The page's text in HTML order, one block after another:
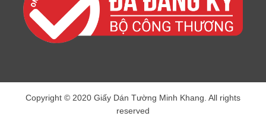
Copyright © 2020 Giấy Dán Tường Minh Khang. All rights
reserved